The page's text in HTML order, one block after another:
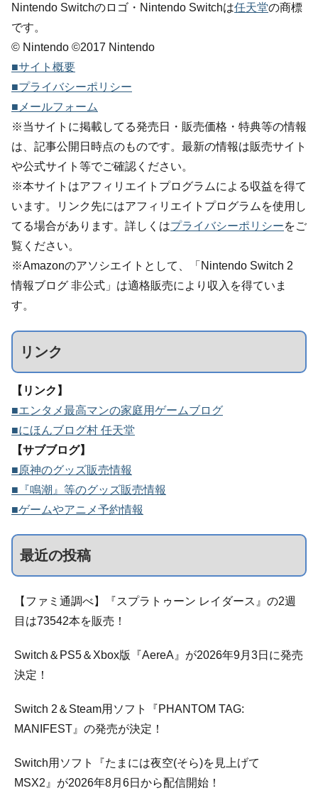
Nintendo Switchのロゴ・Nintendo Switchは任天堂の商標
です。
© Nintendo ©2017 Nintendo
■サイト概要
■プライバシーポリシー
■メールフォーム
※当サイトに掲載してる発売日・販売価格・特典等の情報
は、記事公開日時点のものです。最新の情報は販売サイト
や公式サイト等でご確認ください。
※本サイトはアフィリエイトプログラムによる収益を得て
います。リンク先にはアフィリエイトプログラムを使用し
てる場合があります。詳しくはプライバシーポリシーをご
覧ください。
※Amazonのアソシエイトとして、「Nintendo Switch 2
情報ブログ 非公式」は適格販売により収入を得ていま
す。
リンク
【リンク】
■エンタメ最高マンの家庭用ゲームブログ
■にほんブログ村 任天堂
【サブブログ】
■原神のグッズ販売情報
■『鳴潮』等のグッズ販売情報
■ゲームやアニメ予約情報
最近の投稿
【ファミ通調べ】『スプラトゥーン レイダース』の2週
目は73542本を販売！
Switch＆PS5＆Xbox版『AereA』が2026年9月3日に発売
決定！
Switch 2＆Steam用ソフト『PHANTOM TAG:
MANIFEST』の発売が決定！
Switch用ソフト『たまには夜空(そら)を見上げて
MSX2』が2026年8月6日から配信開始！